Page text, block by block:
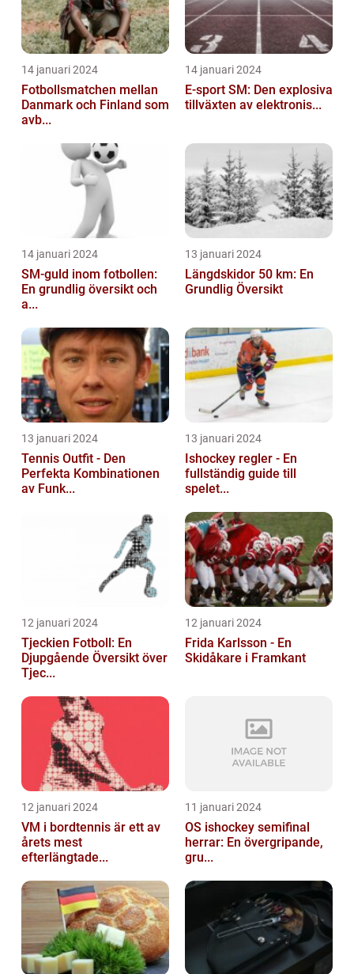
14 januari 2024
Fotbollsmatchen mellan
Danmark och Finland som
avb...
14 januari 2024
E-sport SM: Den explosiva
tillväxten av elektronis...
14 januari 2024
SM-guld inom fotbollen:
En grundlig översikt och
a...
13 januari 2024
Längdskidor 50 km: En
Grundlig Översikt
13 januari 2024
Tennis Outfit - Den
Perfekta Kombinationen
av Funk...
13 januari 2024
Ishockey regler - En
fullständig guide till
spelet...
12 januari 2024
Tjeckien Fotboll: En
Djupgående Översikt över
Tjec...
12 januari 2024
Frida Karlsson - En
Skidåkare i Framkant
12 januari 2024
VM i bordtennis är ett av
årets mest
efterlängtade...
11 januari 2024
OS ishockey semifinal
herrar: En övergripande,
gru...